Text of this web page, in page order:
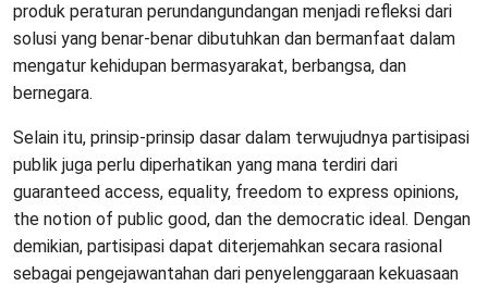
produk peraturan perundangundangan menjadi refleksi dari
solusi yang benar-benar dibutuhkan dan bermanfaat dalam
mengatur kehidupan bermasyarakat, berbangsa, dan
bernegara.
Selain itu, prinsip-prinsip dasar dalam terwujudnya partisipasi
publik juga perlu diperhatikan yang mana terdiri dari
guaranteed access, equality, freedom to express opinions,
the notion of public good, dan the democratic ideal. Dengan
demikian, partisipasi dapat diterjemahkan secara rasional
sebagai pengejawantahan dari penyelenggaraan kekuasaan